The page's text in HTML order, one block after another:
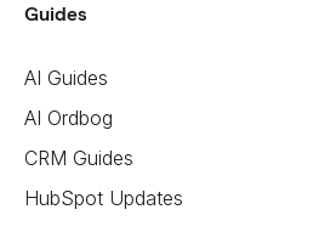
Guides
AI Guides
AI Ordbog
CRM Guides
HubSpot Updates